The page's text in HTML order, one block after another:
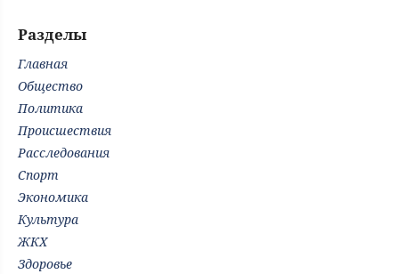
Разделы
Главная
Общество
Политика
Происшествия
Расследования
Спорт
Экономика
Культура
ЖКХ
Здоровье